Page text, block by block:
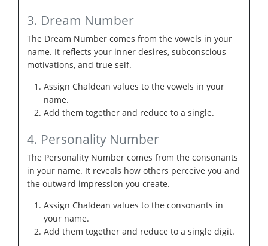
3. Dream Number
The Dream Number comes from the vowels in your
name. It reflects your inner desires, subconscious
motivations, and true self.
Assign Chaldean values to the vowels in your
name.
Add them together and reduce to a single.
4. Personality Number
The Personality Number comes from the consonants
in your name. It reveals how others perceive you and
the outward impression you create.
Assign Chaldean values to the consonants in
your name.
Add them together and reduce to a single digit.